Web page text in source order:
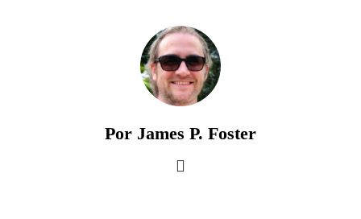
Por James P. Foster